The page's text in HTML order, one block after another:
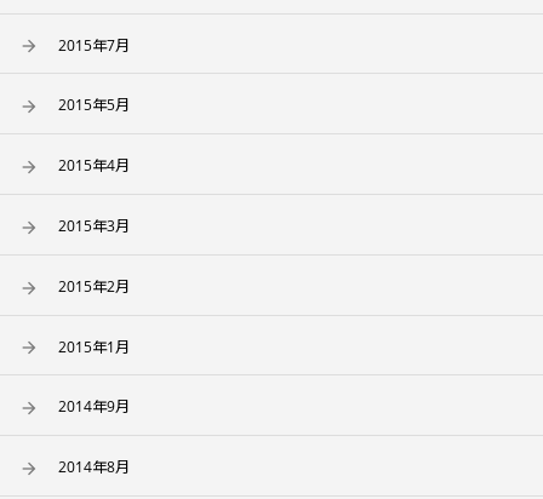
2015年7月
2015年5月
2015年4月
2015年3月
2015年2月
2015年1月
2014年9月
2014年8月